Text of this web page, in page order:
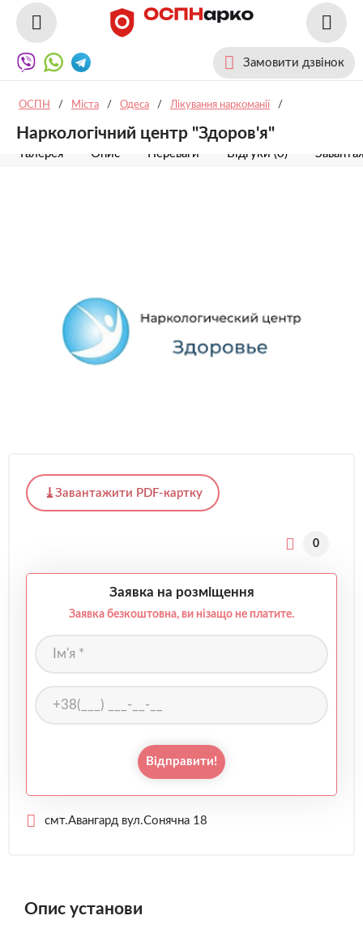
Замовити дзвінок
ОСПН / Міста / Одеса / Лікування наркоманії /
Наркологічний центр "Здоров'я"
Галерея Опис Переваги Відгуки (0)
Завантажити PDF-картку
0
Заявка на розміщення
Заявка безкоштовна, ви нізащо не платите.
Відправити!
смт.Авангард вул.Сонячна 18
Опис установи